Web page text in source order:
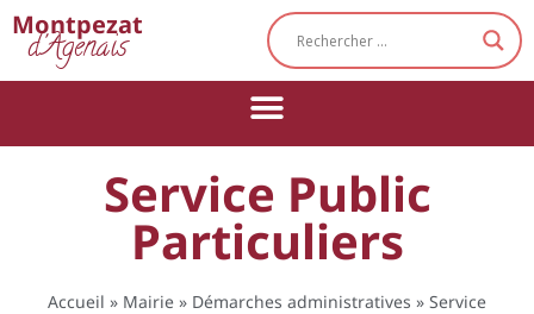
Montpezat
d'Agenais
Service Public
Particuliers
Accueil » Mairie » Démarches administratives » Service
Cookies management panel